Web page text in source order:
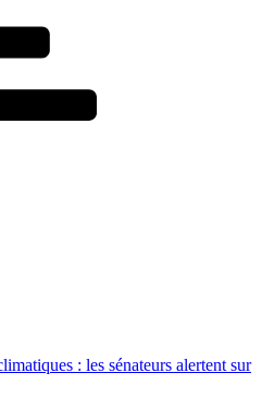
: les sénateurs alertent sur